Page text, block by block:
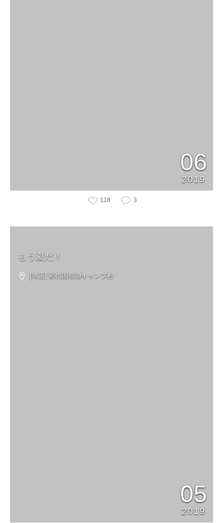
06
2019
118 3
もう夏だ！
[埼玉] 彩の国長瀞キャンプ村
05
2019